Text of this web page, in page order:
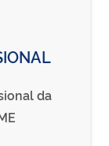
da